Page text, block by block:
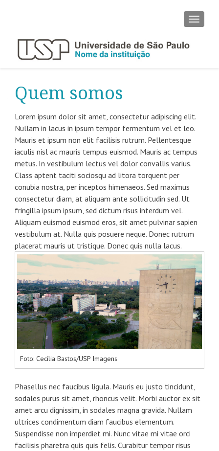
Quem somos
Lorem ipsum dolor sit amet, consectetur adipiscing elit.
Nullam in lacus in ipsum tempor fermentum vel et leo.
Mauris et ipsum non elit facilisis rutrum. Pellentesque
iaculis nisl ac mauris tempus euismod. Mauris ac tempus
metus. In vestibulum lectus vel dolor convallis varius.
Class aptent taciti sociosqu ad litora torquent per
conubia nostra, per inceptos himenaeos. Sed maximus
consectetur diam, at aliquam ante sollicitudin sed. Ut
fringilla ipsum ipsum, sed dictum risus interdum vel.
Aliquam euismod euismod eros, sit amet pulvinar sapien
vestibulum at. Nulla quis posuere neque. Donec rutrum
placerat mauris ut tristique. Donec quis nulla lacus.
Foto: Cecília Bastos/USP Imagens
Phasellus nec faucibus ligula. Mauris eu justo tincidunt,
sodales purus sit amet, rhoncus velit. Morbi auctor ex sit
amet arcu dignissim, in sodales magna gravida. Nullam
ultrices condimentum diam faucibus elementum.
Suspendisse non imperdiet mi. Nunc vitae mi vitae orci
facilisis pharetra quis quis felis. Curabitur tempor risus